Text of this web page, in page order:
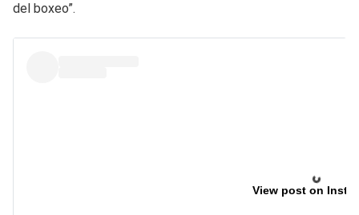
del boxeo”.
View post on